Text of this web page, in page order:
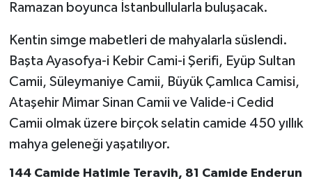
Ramazan boyunca İstanbullularla buluşacak.
Kentin simge mabetleri de mahyalarla süslendi.
Başta Ayasofya-i Kebir Cami-i Şerifi, Eyüp Sultan
Camii, Süleymaniye Camii, Büyük Çamlıca Camisi,
Ataşehir Mimar Sinan Camii ve Valide-i Cedid
Camii olmak üzere birçok selatin camide 450 yıllık
mahya geleneği yaşatılıyor.
144 Camide Hatimle Teravih, 81 Camide Enderun